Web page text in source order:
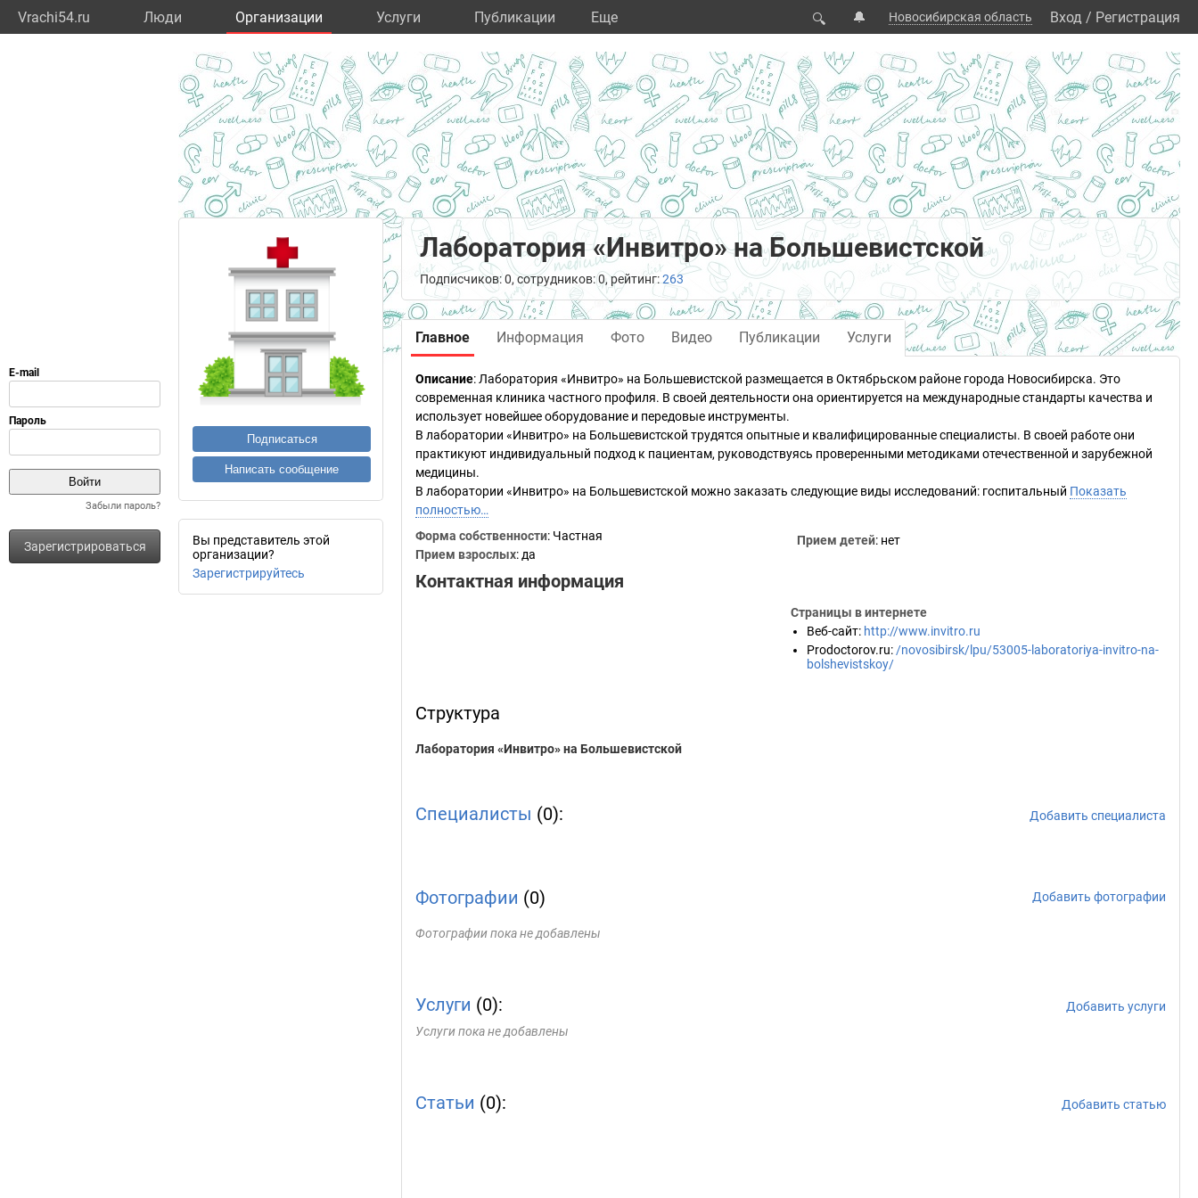
Vrachi54.ru Люди Организации Услуги Публикации Eще 🔍 🔔 Новосибирская область Вход / Регистрация
Забыли пароль?
Зарегистрироваться
Подписаться
Написать сообщение
Вы представитель этой
организации?
Зарегистрируйтесь
Лаборатория «Инвитро» на Большевистской
Подписчиков: 0, сотрудников: 0, рейтинг:263
Главное Информация Фото Видео Публикации Услуги
Описание: Лаборатория «Инвитро» на Большевистской размещается в Октябрьском районе города Новосибирска. Это
современная клиника частного профиля. В своей деятельности она ориентируется на международные стандарты качества и
использует новейшее оборудование и передовые инструменты.
В лаборатории «Инвитро» на Большевистской трудятся опытные и квалифицированные специалисты. В своей работе они
практикуют индивидуальный подход к пациентам, руководствуясь проверенными методиками отечественной и зарубежной
медицины.
В лаборатории «Инвитро» на Большевистской можно заказать следующие виды исследований: госпитальный Показать
полностью…
Форма собственности: Частная
Прием взрослых: да
Прием детей: нет
Контактная информация
Страницы в интернете
Веб-сайт: http://www.invitro.ru
Prodoctorov.ru: /novosibirsk/lpu/53005-laboratoriya-invitro-na-
bolshevistskoy/
Структура
Лаборатория «Инвитро» на Большевистской
Специалисты (0): Добавить специалиста
Фотографии (0) Добавить фотографии
Фотографии пока не добавлены
Услуги (0):
Добавить услуги
Услуги пока не добавлены
Статьи (0): Добавить статью